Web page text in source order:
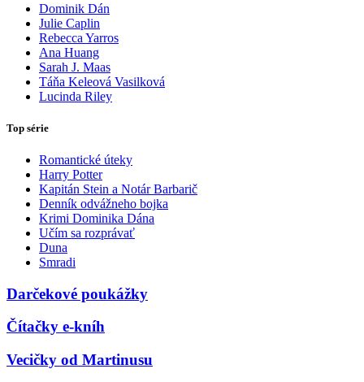
Dominik Dán
Julie Caplin
Rebecca Yarros
Ana Huang
Sarah J. Maas
Táňa Keleová Vasilková
Lucinda Riley
Top série
Romantické úteky
Harry Potter
Kapitán Stein a Notár Barbarič
Denník odvážneho bojka
Krimi Dominika Dána
Učím sa rozprávať
Duna
Smradi
Darčekové poukážky
Čítačky e-kníh
Vecičky od Martinusu